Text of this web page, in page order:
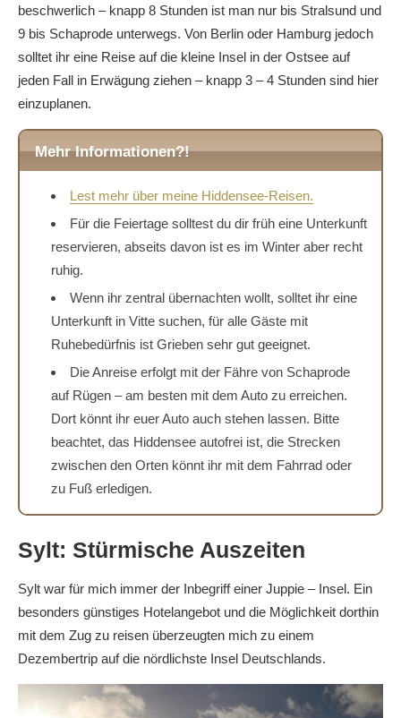
beschwerlich – knapp 8 Stunden ist man nur bis Stralsund und
9 bis Schaprode unterwegs. Von Berlin oder Hamburg jedoch
solltet ihr eine Reise auf die kleine Insel in der Ostsee auf
jeden Fall in Erwägung ziehen – knapp 3 – 4 Stunden sind hier
einzuplanen.
Mehr Informationen?!
Lest mehr über meine Hiddensee-Reisen.
Für die Feiertage solltest du dir früh eine Unterkunft
reservieren, abseits davon ist es im Winter aber recht
ruhig.
Wenn ihr zentral übernachten wollt, solltet ihr eine
Unterkunft in Vitte suchen, für alle Gäste mit
Ruhebedürfnis ist Grieben sehr gut geeignet.
Die Anreise erfolgt mit der Fähre von Schaprode
auf Rügen – am besten mit dem Auto zu erreichen.
Dort könnt ihr euer Auto auch stehen lassen. Bitte
beachtet, das Hiddensee autofrei ist, die Strecken
zwischen den Orten könnt ihr mit dem Fahrrad oder
zu Fuß erledigen.
Sylt: Stürmische Auszeiten
Sylt war für mich immer der Inbegriff einer Juppie – Insel. Ein
besonders günstiges Hotelangebot und die Möglichkeit dorthin
mit dem Zug zu reisen überzeugten mich zu einem
Dezembertrip auf die nördlichste Insel Deutschlands.